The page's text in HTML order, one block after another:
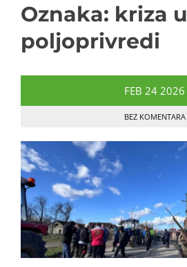
Oznaka: kriza u
poljoprivredi
FEB 24 2026
BEZ KOMENTARA